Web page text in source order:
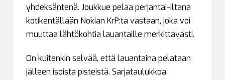
yhdeksäntenä. Joukkue pelaa perjantai-iltana
kotikentällään Nokian KrP:ta vastaan, joka voi
muuttaa lähtökohtia lauantaille merkittävästi.
On kuitenkin selvää, että lauantaina pelataan
jälleen isoista pisteistä. Sarjataulukkoa